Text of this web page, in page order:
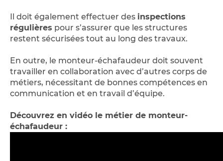
Il doit également effectuer des inspections
régulières pour s’assurer que les structures
restent sécurisées tout au long des travaux.
En outre, le monteur-échafaudeur doit souvent
travailler en collaboration avec d’autres corps de
métiers, nécessitant de bonnes compétences en
communication et en travail d’équipe.
Découvrez en vidéo le métier de monteur-
échafaudeur :